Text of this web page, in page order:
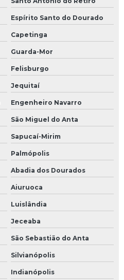
Espírito Santo do Dourado
Capetinga
Guarda-Mor
Felisburgo
Jequitaí
Engenheiro Navarro
São Miguel do Anta
Sapucaí-Mirim
Palmópolis
Abadia dos Dourados
Aiuruoca
Luislândia
Jeceaba
São Sebastião do Anta
Silvianópolis
Indianópolis